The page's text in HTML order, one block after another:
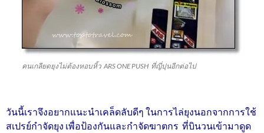
คนเกลียดยุงไม่ต้องหอบหิ้ว ARS ONE PUSH ที่ญี่ปุนอีกต่อไป
วันนี้เราจึงอยากแนะนำเคล็ดลับดีๆ ในการไล่ยุงนอกจากการใช้
สเปรย์กำจัดยุง เพื่อป้องกันและกำจัดฆาตกร ที่บินวนเข้ามาดูด